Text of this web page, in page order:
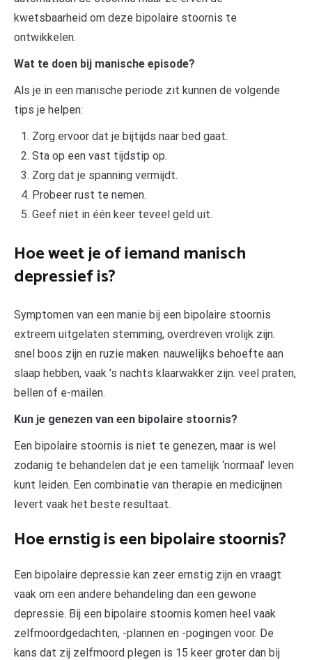
kwetsbaarheid om deze bipolaire stoornis te
ontwikkelen.
Wat te doen bij manische episode?
Als je in een manische periode zit kunnen de volgende
tips je helpen:
Zorg ervoor dat je bijtijds naar bed gaat.
Sta op een vast tijdstip op.
Zorg dat je spanning vermijdt.
Probeer rust te nemen.
Geef niet in één keer teveel geld uit.
Hoe weet je of iemand manisch
depressief is?
Symptomen van een manie bij een bipolaire stoornis
extreem uitgelaten stemming, overdreven vrolijk zijn.
snel boos zijn en ruzie maken. nauwelijks behoefte aan
slaap hebben, vaak ’s nachts klaarwakker zijn. veel praten,
bellen of e-mailen.
Kun je genezen van een bipolaire stoornis?
Een bipolaire stoornis is niet te genezen, maar is wel
zodanig te behandelen dat je een tamelijk ‘normaal’ leven
kunt leiden. Een combinatie van therapie en medicijnen
levert vaak het beste resultaat.
Hoe ernstig is een bipolaire stoornis?
Een bipolaire depressie kan zeer ernstig zijn en vraagt
vaak om een andere behandeling dan een gewone
depressie. Bij een bipolaire stoornis komen heel vaak
zelfmoordgedachten, -plannen en -pogingen voor. De
kans dat zij zelfmoord plegen is 15 keer groter dan bij